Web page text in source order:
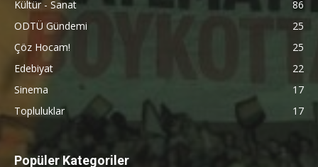
Kültür - Sanat
86
ODTÜ Gündemi
25
Çöz Hocam!
25
Edebiyat
22
Sinema
17
Topluluklar
17
Popüler Kategoriler